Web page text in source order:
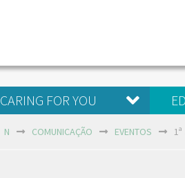
CARING FOR YOU
N COMUNICAÇÃO EVENTOS